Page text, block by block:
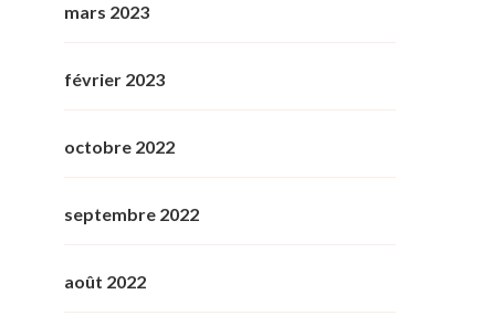
mars 2023
février 2023
octobre 2022
septembre 2022
août 2022